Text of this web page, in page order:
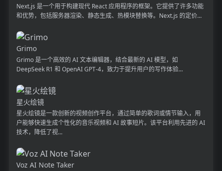
Next.js 是一个用于构建现代 React 应用程序的框架。它提供了许多功能
和优势，包括服务器渲染、静态生成、热模块替换等。Next.js 的定价...
Grimo
Grimo 是一个高效的 AI 文本编辑器，结合最新的 AI 模型，如
DeepSeek R1 和 OpenAI GPT-4，致力于提升用户的写作体验...
星火绘镜
星火绘镜是一款创新的视频创作平台，通过简单的歌词或情节输入，用
户能够快速生成个性化的音乐视频和 AI 故事短片。该平台利用先进的 AI
技术，降低了视...
Voz AI Note Taker